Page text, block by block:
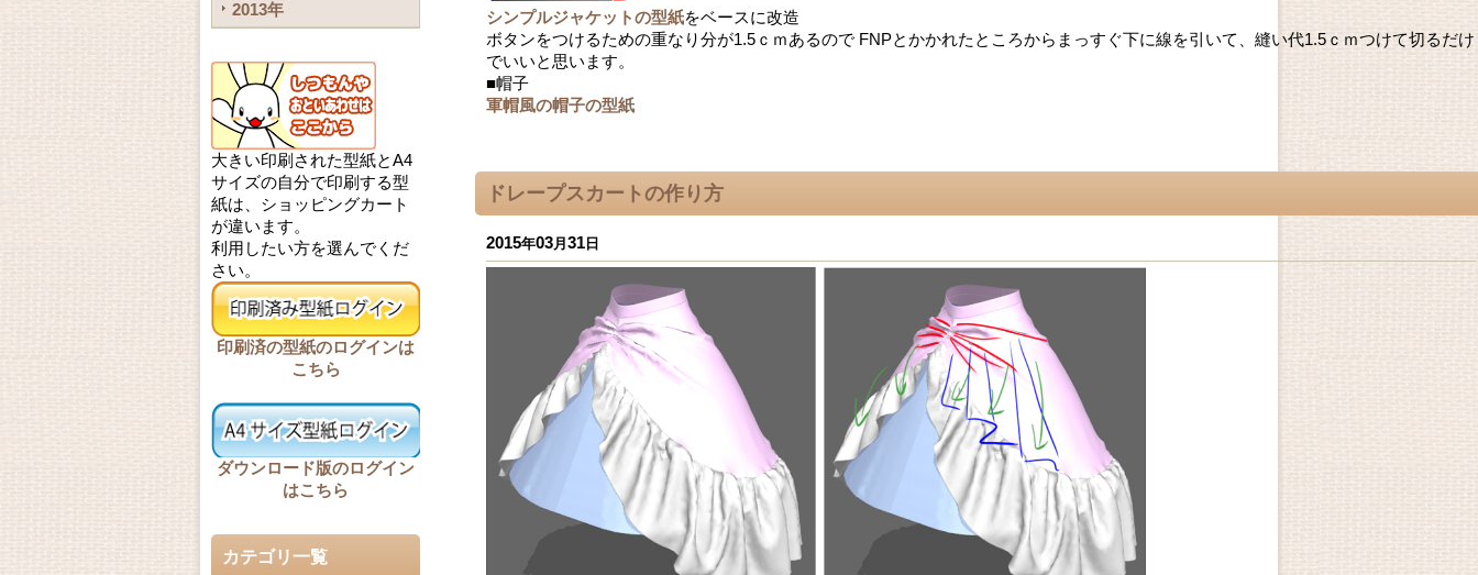
2013年
大きい印刷された型紙とA4
サイズの自分で印刷する型
紙は、ショッピングカート
が違います。
利用したい方を選んでくだ
さい。
印刷済の型紙のログインは
こちら
ダウンロード版のログイン
はこちら
カテゴリ一覧
シンプルジャケットの型紙をベースに改造
ボタンをつけるための重なり分が1.5ｃｍあるので FNPとかかれたところからまっすぐ下に線を引いて、縫い代1.5ｃｍつけて切るだけ
でいいと思います。
■帽子
軍帽風の帽子の型紙
ドレープスカートの作り方
2015年03月 31 日